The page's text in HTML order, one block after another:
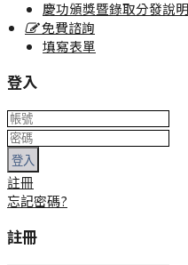
慶功頒獎暨錄取分發說明
免費諮詢
填寫表單
登入
登入
註冊
忘記密碼?
註冊